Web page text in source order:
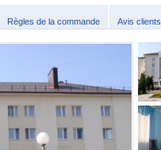
​Règles de la commande Avis